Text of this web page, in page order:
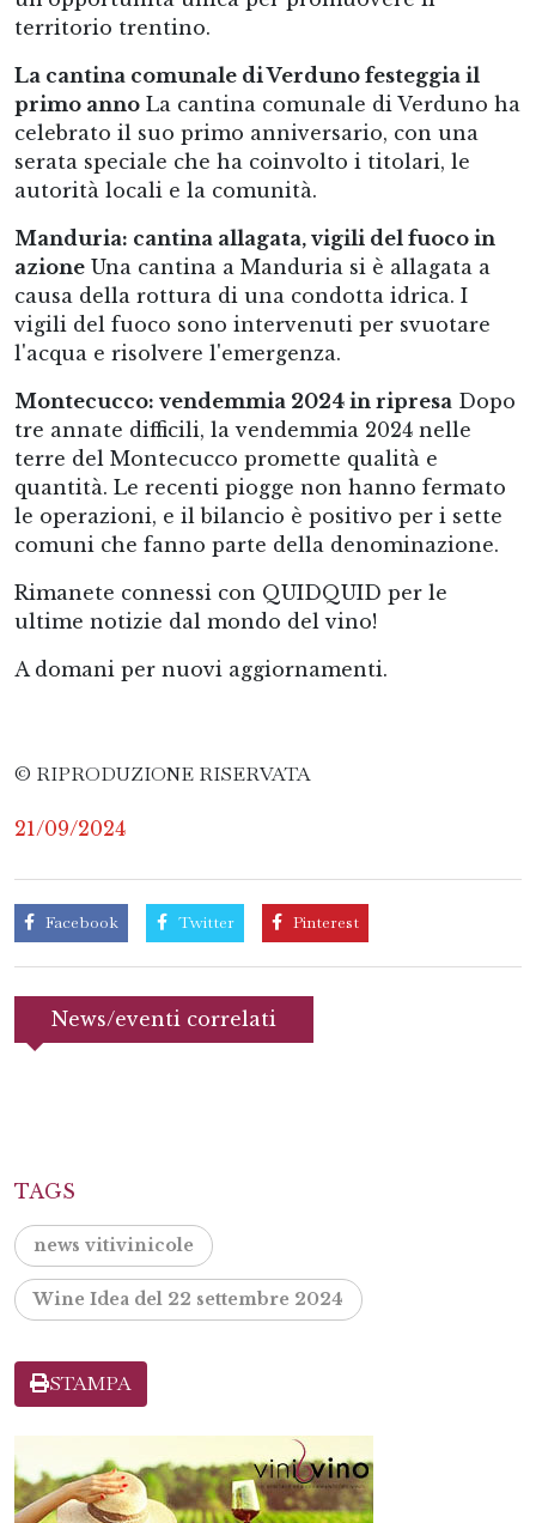
territorio trentino.
La cantina comunale di Verduno festeggia il
primo anno La cantina comunale di Verduno ha
celebrato il suo primo anniversario, con una
serata speciale che ha coinvolto i titolari, le
autorità locali e la comunità.
Manduria: cantina allagata, vigili del fuoco in
azione Una cantina a Manduria si è allagata a
causa della rottura di una condotta idrica. I
vigili del fuoco sono intervenuti per svuotare
l'acqua e risolvere l'emergenza.
Montecucco: vendemmia 2024 in ripresa Dopo
tre annate difficili, la vendemmia 2024 nelle
terre del Montecucco promette qualità e
quantità. Le recenti piogge non hanno fermato
le operazioni, e il bilancio è positivo per i sette
comuni che fanno parte della denominazione.
Rimanete connessi con QUIDQUID per le
ultime notizie dal mondo del vino!
A domani per nuovi aggiornamenti.
© RIPRODUZIONE RISERVATA
21/09/2024
Facebook Twitter Pinterest
News/eventi correlati
TAGS
news vitivinicole
Wine Idea del 22 settembre 2024
STAMPA